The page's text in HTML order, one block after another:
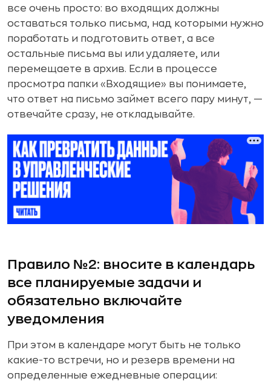
все очень просто: во входящих должны
оставаться только письма, над которыми нужно
поработать и подготовить ответ, а все
остальные письма вы или удаляете, или
перемещаете в архив. Если в процессе
просмотра папки «Входящие» вы понимаете,
что ответ на письмо займет всего пару минут, —
отвечайте сразу, не откладывайте.
Правило №2: вносите в календарь
все планируемые задачи и
обязательно включайте
уведомления
При этом в календаре могут быть не только
какие-то встречи, но и резерв времени на
определенные ежедневные операции: